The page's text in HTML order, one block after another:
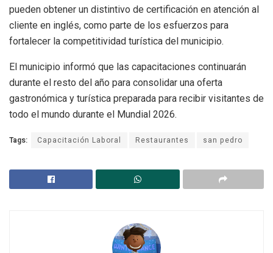
pueden obtener un distintivo de certificación en atención al
cliente en inglés, como parte de los esfuerzos para
fortalecer la competitividad turística del municipio.
El municipio informó que las capacitaciones continuarán
durante el resto del año para consolidar una oferta
gastronómica y turística preparada para recibir visitantes de
todo el mundo durante el Mundial 2026.
Tags: Capacitación Laboral Restaurantes san pedro